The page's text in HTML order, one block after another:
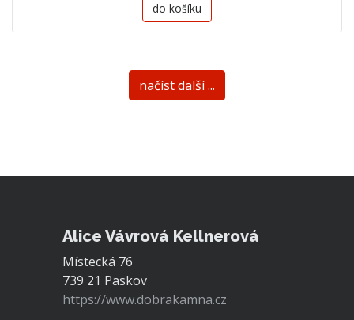
do košíku
načíst další ...
Alice Vávrová Kellnerová
Místecká 76
739 21 Paskov
https://www.dobrakamna.cz